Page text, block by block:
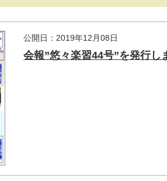
公開日：2019年12月08日
会報”悠々楽習44号”を発行し